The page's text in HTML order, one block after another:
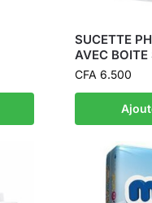
SUCETTE
AVEC BOITE
CFA 6.500